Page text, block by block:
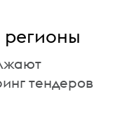
регионы
тендеров